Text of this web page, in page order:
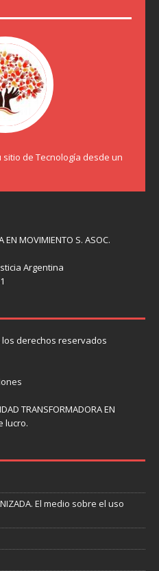
sitio de Tecnología desde un
EN MOVIMIENTO S. ASOC.
Argentina
los derechos reservados
TRANSFORMADORA EN
lucro.
El medio sobre el uso